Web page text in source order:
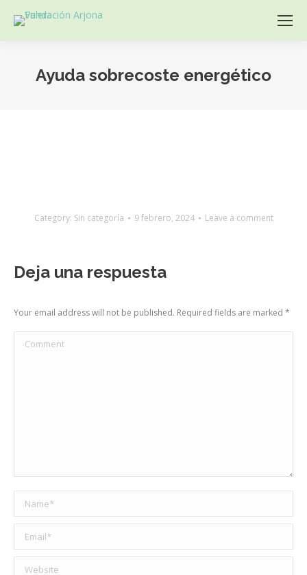
Ayuda sobrecoste energético
Category: Sin categoría 9 febrero, 2024 Leave a comment
Deja una respuesta
Your email address will not be published. Required fields are marked *
Comment
Name *
Email *
Website